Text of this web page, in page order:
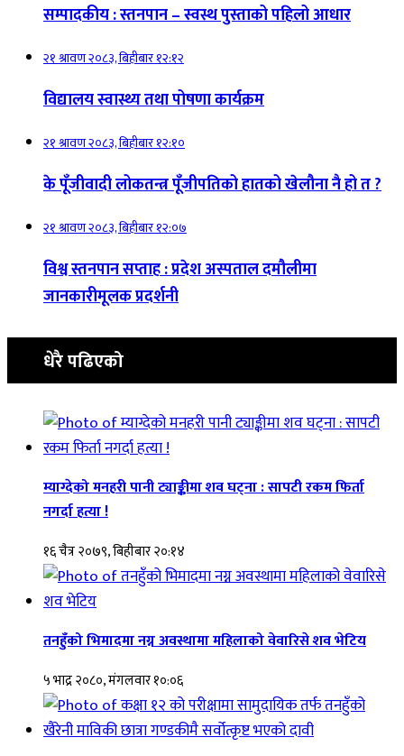
सम्पादकीय : स्तनपान – स्वस्थ पुस्ताको पहिलो आधार
२१ श्रावण २०८३, बिहीबार १२:१२
विद्यालय स्वास्थ्य तथा पोषणा कार्यक्रम
२१ श्रावण २०८३, बिहीबार १२:१०
के पूँजीवादी लोकतन्त्र पूँजीपतिको हातको खेलौना नै हो त ?
२१ श्रावण २०८३, बिहीबार १२:०७
विश्व स्तनपान सप्ताह : प्रदेश अस्पताल दमौलीमा
जानकारीमूलक प्रदर्शनी
धेरै पढिएको
म्याग्देको मनहरी पानी ट्याङ्कीमा शव घट्ना : सापटी रकम फिर्ता
नगर्दा हत्या !
१६ चैत्र २०७९, बिहीबार २०:१४
तनहुँको भिमादमा नग्न अवस्थामा महिलाको वेवारिसे शव भेटिय
५ भाद्र २०८०, मंगलवार १०:०६